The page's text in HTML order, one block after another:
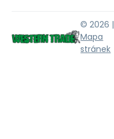
© 2026 |
Mapa
stránek